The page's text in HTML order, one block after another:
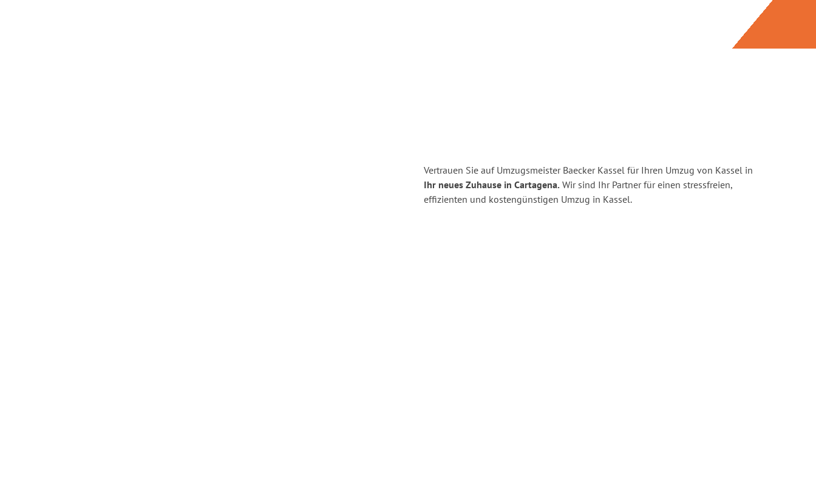
Vertrauen Sie auf Umzugsmeister Baecker Kassel für Ihren Umzug von Kassel in
Ihr neues Zuhause in Cartagena. Wir sind Ihr Partner für einen stressfreien,
effizienten und kostengünstigen Umzug in Kassel.